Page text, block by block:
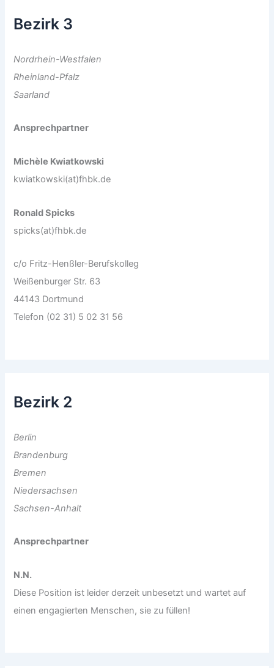
Bezirk 3
Nordrhein-Westfalen
Rheinland-Pfalz
Saarland
Ansprechpartner
Michèle Kwiatkowski
kwiatkowski(at)fhbk.de
Ronald Spicks
spicks(at)fhbk.de
c/o Fritz-Henßler-Berufskolleg
Weißenburger Str. 63
44143 Dortmund
Telefon (02 31) 5 02 31 56
Bezirk 2
Berlin
Brandenburg
Bremen
Niedersachsen
Sachsen-Anhalt
Ansprechpartner
N.N.
Diese Position ist leider derzeit unbesetzt und wartet auf
einen engagierten Menschen, sie zu füllen!